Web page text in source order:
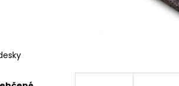
120 X OCHRANNÁ GEOTEXTILIE